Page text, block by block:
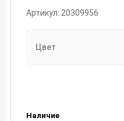
Артикул: 20309956
Цвет
Наличие